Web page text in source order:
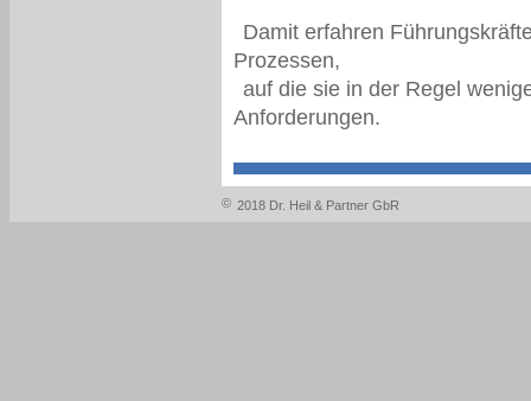
Damit erfahren
Prozessen,
auf die sie in der Regel
Anforderungen.
© 2018 Dr. Heil & Partner GbR